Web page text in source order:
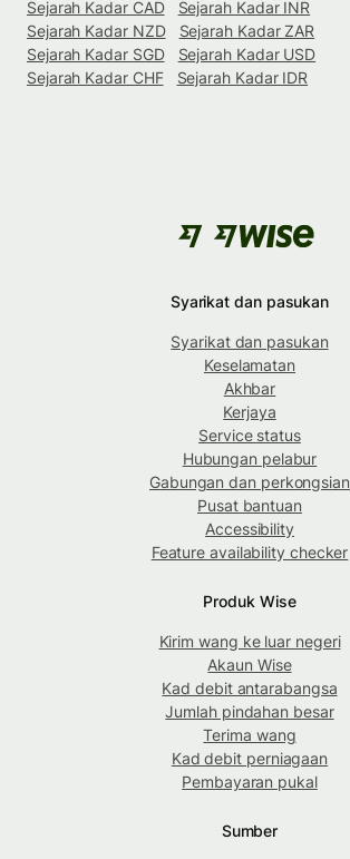
Sejarah Kadar CAD
Sejarah Kadar INR
Sejarah Kadar NZD
Sejarah Kadar ZAR
Sejarah Kadar SGD
Sejarah Kadar USD
Sejarah Kadar CHF
Sejarah Kadar IDR
Syarikat dan pasukan
Syarikat dan pasukan
Keselamatan
Akhbar
Kerjaya
Service status
Hubungan pelabur
Gabungan dan perkongsian
Pusat bantuan
Accessibility
Feature availability checker
Produk Wise
Kirim wang ke luar negeri
Akaun Wise
Kad debit antarabangsa
Jumlah pindahan besar
Terima wang
Kad debit perniagaan
Pembayaran pukal
Sumber